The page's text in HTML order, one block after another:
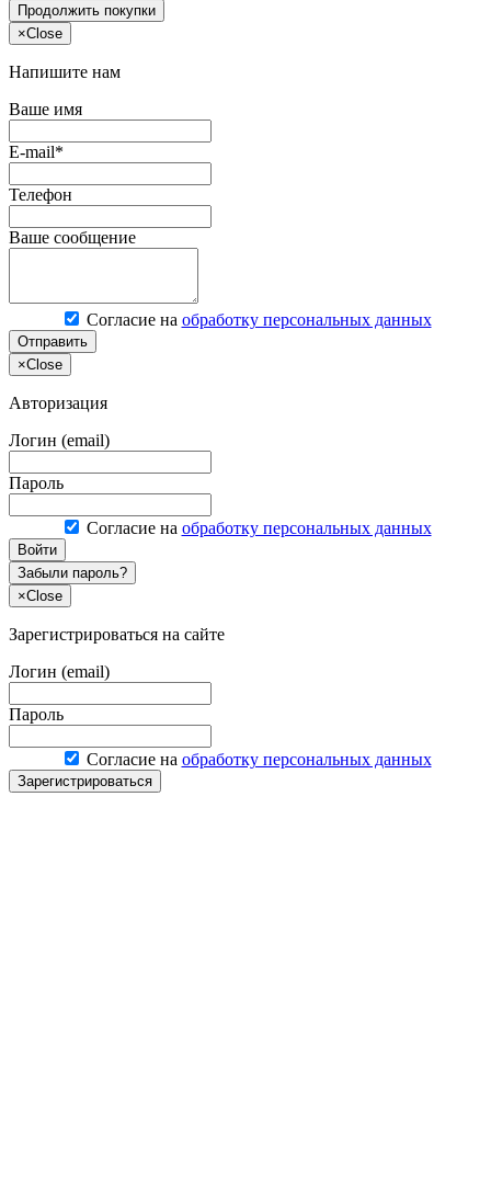
Продолжить покупки
×Close
Напишите нам
Ваше имя
E-mail*
Телефон
Ваше сообщение
Согласие на обработку персональных данных
Отправить
×Close
Авторизация
Логин (email)
Пароль
Согласие на обработку персональных данных
Войти
Забыли пароль?
×Close
Зарегистрироваться на сайте
Логин (email)
Пароль
Согласие на обработку персональных данных
Зарегистрироваться